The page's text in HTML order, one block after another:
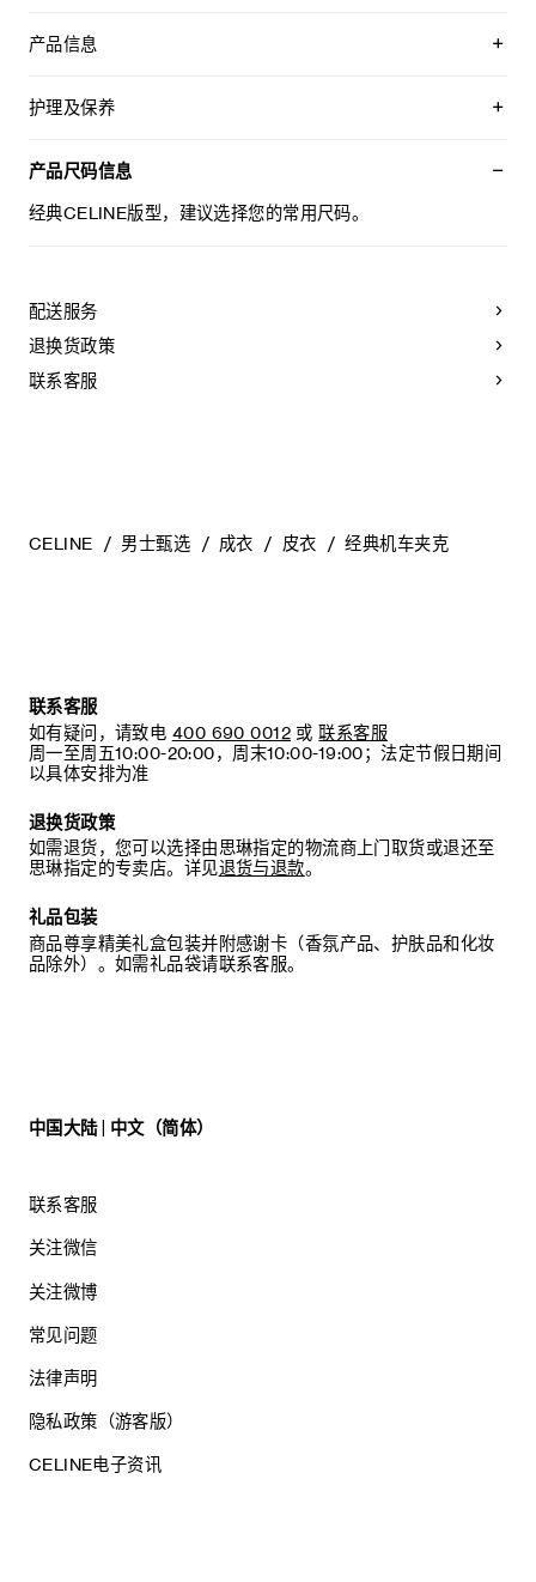
产品信息
衬里:70%铜氨纤维,30%棉
3个拉链口袋
镌刻CELINE字样的按扣
拉链开合
护理及保养
仅使用不含漂白剂的洗衣产品。
不可熨烫。
产品尺码信息
经典CELINE版型，建议选择您的常用尺码。
配送服务
退换货政策
联系客服
CELINE 男士甄选 成衣 皮衣 经典机车夹克
联系客服
如有疑问，请致电 400 690 0012 或 联系客服
周一至周五10:00-20:00，周末10:00-19:00；法定节假日期间
以具体安排为准
退换货政策
如需退货，您可以选择由思琳指定的物流商上门取货或退还至
思琳指定的专卖店。详见退货与退款。
礼品包装
商品尊享精美礼盒包装并附感谢卡（香氛产品、护肤品和化妆
品除外）。如需礼品袋请联系客服。
中国大陆 | 中文（简体）
联系客服
关注微信
关注微博
常见问题
法律声明
隐私政策（游客版）
CELINE电子资讯